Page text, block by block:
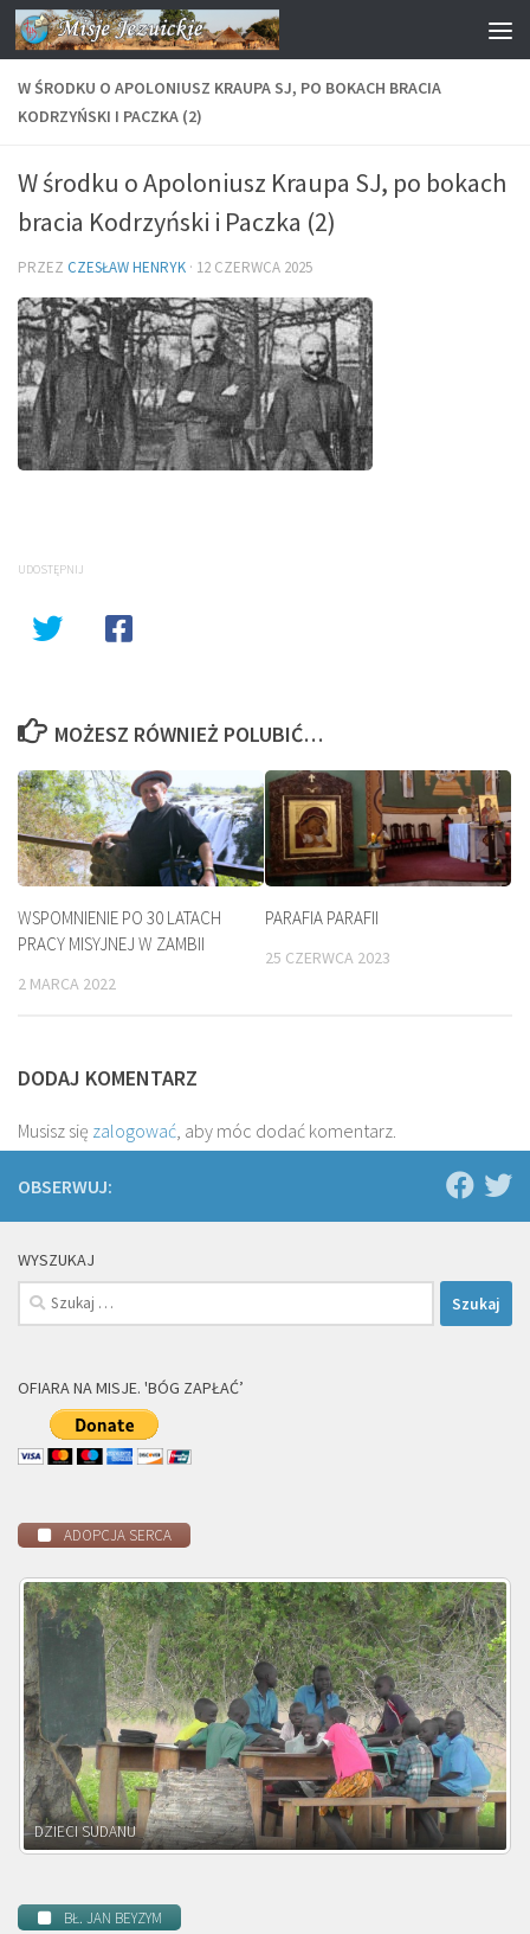
Przejdź do treści
W ŚRODKU O APOLONIUSZ KRAUPA SJ, PO BOKACH BRACIA
KODRZYŃSKI I PACZKA (2)
W środku o Apoloniusz Kraupa SJ, po bokach
bracia Kodrzyński i Paczka (2)
PRZEZ CZESŁAW HENRYK · 12 CZERWCA 2025
UDOSTĘPNIJ
MOŻESZ RÓWNIEŻ POLUBIĆ…
WSPOMNIENIE PO 30 LATACH
PRACY MISYJNEJ W ZAMBII
2 MARCA 2022
PARAFIA PARAFII
25 CZERWCA 2023
DODAJ KOMENTARZ
Musisz się zalogować, aby móc dodać komentarz.
OBSERWUJ:
WYSZUKAJ
Szukaj:
OFIARA NA MISJE. 'BÓG ZAPŁAĆ’
ADOPCJA SERCA
DZIECI ZAMBII
BŁ. JAN BEYZYM